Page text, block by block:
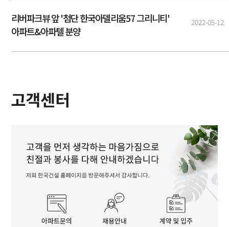
리버파크뷰 앞 '첨단 한국아델리움57 그리니티'
아파트&아파텔 분양
2022-05-12